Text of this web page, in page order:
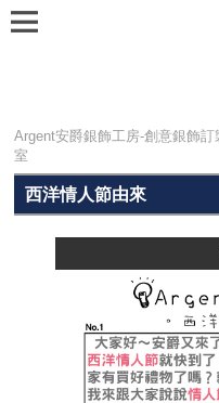
Argent安爵銀飾工房-創意銀飾訂
室
西洋情人節由來